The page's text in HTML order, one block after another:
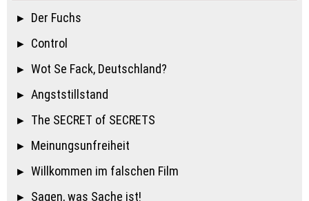
Der Fuchs
Control
Wot Se Fack, Deutschland?
Angststillstand
The SECRET of SECRETS
Meinungsunfreiheit
Willkommen im falschen Film
Sagen, was Sache ist!